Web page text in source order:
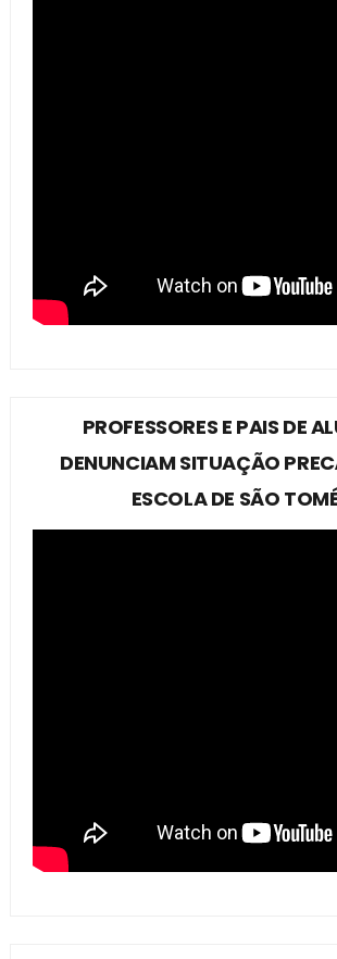
PROFESSORES E PAIS DE
DENUNCIAM SITUAÇÃO
ESCOLA DE SÃO